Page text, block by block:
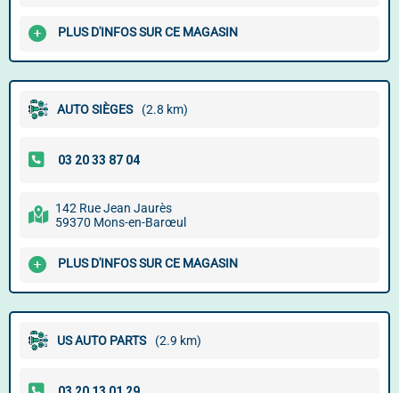
PLUS D'INFOS SUR CE MAGASIN
AUTO SIÈGES (2.8 km)
142 Rue Jean Jaurès
59370 Mons-en-Barœul
PLUS D'INFOS SUR CE MAGASIN
US AUTO PARTS (2.9 km)